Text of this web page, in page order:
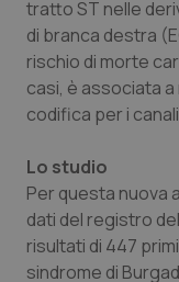
Basilicata
Calabria
Campania
Emilia-
Friuli
Artrite &
Asma &
Car-T
Colesterolo
Dermatite
QS Club
tratto ST nelle
di branca destra
rischio di morte
casi, è associata
codifica per i
Lo studio
Per questa nuova
dati del registro
risultati di 447
sindrome di